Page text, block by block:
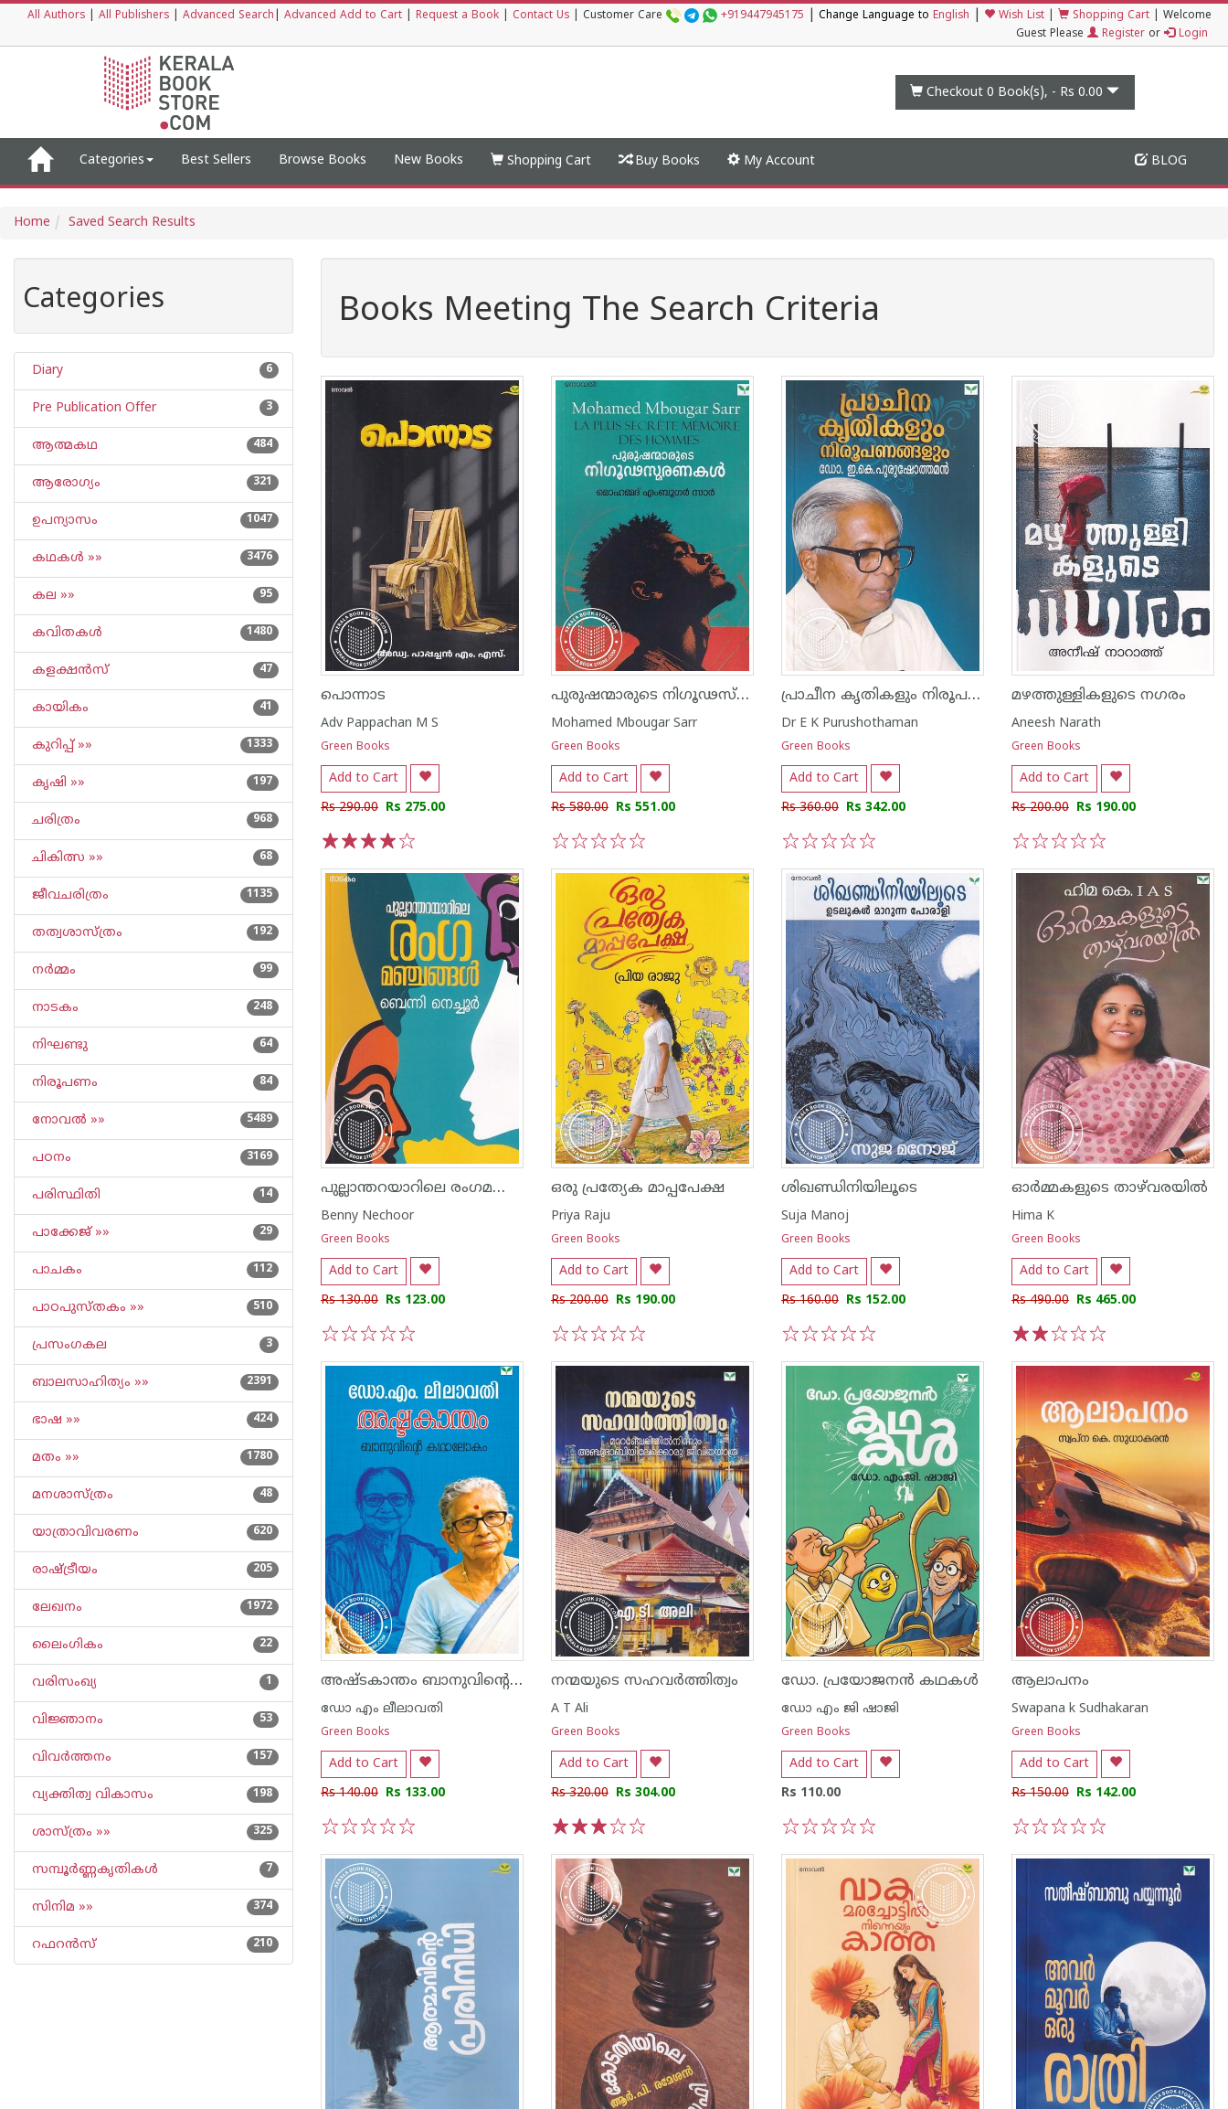
All Authors All Publishers Advanced Search Advanced Add to Cart Request a Book Contact Us Customer Care +919447945175 Change Language to English Wish List Shopping Cart
Welcome
Guest Please
Register or Login
Checkout 0 Book(s), - Rs 0.00
Categories Best Sellers Browse Books New Books Shopping Cart Buy Books My Account BLOG
Home Saved Search Results
Categories
Diary 6
Pre Publication Offer 3
ആത്മകഥ 484
ആരോഗ്യം 321
ഉപന്യാസം 1047
കഥകള്‍ »» 3476
കല »» 95
കവിതകള്‍ 1480
കളക്ഷന്‍സ് 47
കായികം 41
കുറിപ്പ്‌ »» 1333
കൃഷി »» 197
ചരിത്രം 968
ചികിത്സ »» 68
ജീവചരിത്രം 1135
തത്വശാസ്ത്രം 192
നര്‍മ്മം 99
നാടകം 248
നിഘണ്ടു 64
നിരൂപണം 84
നോവല്‍ »» 5489
പഠനം 3169
പരിസ്ഥിതി 14
പാക്കേജ് »» 29
പാചകം 112
പാഠപുസ്തകം »» 510
പ്രസംഗകല 3
ബാലസാഹിത്യം »» 2391
ഭാഷ »» 424
മതം »» 1780
മനശാസ്ത്രം 48
യാത്രാവിവരണം 620
രാഷ്ട്രീയം 205
ലേഖനം 1972
ലൈംഗികം 22
വരിസംഖ്യ 1
വിജ്ഞാനം 53
വിവര്‍ത്തനം 157
വ്യക്തിത്വ വികാസം 198
ശാസ്ത്രം »» 325
സമ്പൂര്‍ണ്ണകൃതികള്‍ 7
സിനിമ »» 374
റഫറന്‍സ് 210
Books Meeting The Search Criteria
പൊന്നാട
Adv Pappachan M S
Green Books
Add to Cart
Rs 290.00 Rs 275.00
പുരുഷന്മാരുടെ നിഗൂഢസ്മരണകൾ
Mohamed Mbougar Sarr
Green Books
Add to Cart
Rs 580.00 Rs 551.00
പ്രാചീന കൃതികളും നിരൂപണങ്ങളും
Dr E K Purushothaman
Green Books
Add to Cart
Rs 360.00 Rs 342.00
മഴത്തുള്ളികളുടെ നഗരം
Aneesh Narath
Green Books
Add to Cart
Rs 200.00 Rs 190.00
പുല്ലാന്തറയാറിലെ രംഗമഞ്ചങ്ങൾ
Benny Nechoor
Green Books
Add to Cart
Rs 130.00 Rs 123.00
ഒരു പ്രത്യേക മാപ്പപേക്ഷ
Priya Raju
Green Books
Add to Cart
Rs 200.00 Rs 190.00
ശിഖണ്ഡിനിയിലൂടെ
Suja Manoj
Green Books
Add to Cart
Rs 160.00 Rs 152.00
ഓർമ്മകളുടെ താഴ്‌വരയിൽ
Hima K
Green Books
Add to Cart
Rs 490.00 Rs 465.00
അഷ്ടകാന്തം ബാനുവിൻ്റെ കഥാലോകം
ഡോ എം ലീലാവതി
Green Books
Add to Cart
Rs 140.00 Rs 133.00
നന്മയുടെ സഹവർത്തിത്വം
A T Ali
Green Books
Add to Cart
Rs 320.00 Rs 304.00
ഡോ. പ്രയോജനൻ കഥകൾ
ഡോ എം ജി ഷാജി
Green Books
Add to Cart
Rs 110.00
ആലാപനം
Swapana k Sudhakaran
Green Books
Add to Cart
Rs 150.00 Rs 142.00